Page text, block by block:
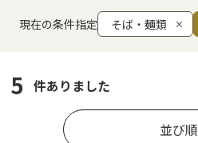
現在の条件指定 そば・麺類
5 件ありました
並び順